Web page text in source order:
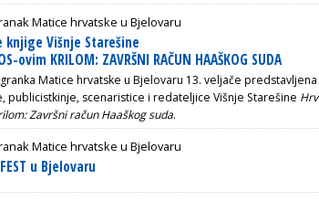
Matice hrvatske u Bjelovaru
knjige Višnje Starešine
ovim KRILOM: ZAVRŠNI RAČUN HAAŠKOG SUDA
Matice hrvatske u Bjelovaru 13. veljače
publicistkinje, scenaristice i redateljice Višnje Starešine
Završni račun Haaškog suda.
Matice hrvatske u Bjelovaru
u Bjelovaru